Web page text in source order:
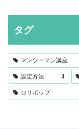
タグ
マンツーマン講座
設定方法 4
ロリポップ